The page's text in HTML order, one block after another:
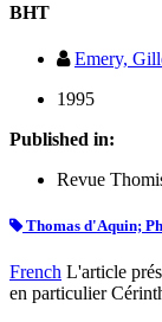
BHT
Emery,
1995
Published in:
Revue
Thomas d'Aquin;
French L'article
en particulier